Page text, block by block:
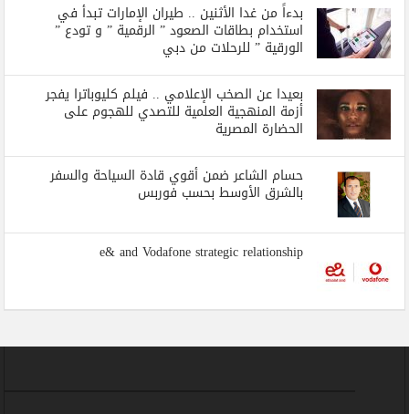
بدءاً من غدا الأثنين .. طيران الإمارات تبدأ في
استخدام بطاقات الصعود ” الرقمية ” و تودع ”
الورقية ” للرحلات من دبي
بعيدا عن الصخب الإعلامي .. فيلم كليوباترا يفجر
أزمة المنهجية العلمية للتصدي للهجوم على
الحضارة المصرية
حسام الشاعر ضمن أقوي قادة السياحة والسفر
بالشرق الأوسط بحسب فوربس
e& and Vodafone strategic relationship